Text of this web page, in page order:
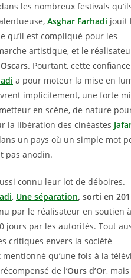
les nombreux festivals
Asghar Farhadi jouit
qu’il est compliqué pour les
artistique, et le
Oscars. Pourtant, cette
a pour moteur la mise en
implicitement, une forte
en scène, de nature
la libération des cinéastes
un pays où un simple mot
pas anodin.
connu leur lot de déboires.
, Une séparation, sorti en
par le réalisateur en soutien
jours par les autorités. Tout
critiques envers la société
qu’une fois à la
de l’Ours d’Or, mais